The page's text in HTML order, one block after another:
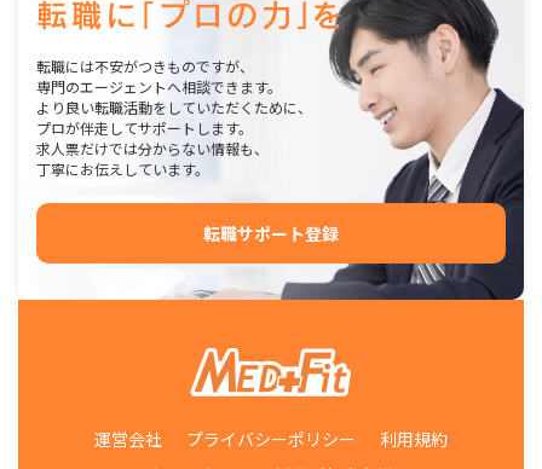
転職には不安がつきものですが、
専門のエージェントへ相談できます。
より良い転職活動をしていただくために、
プロが伴走してサポートします。
求人票だけでは分からない情報も、
丁寧にお伝えしています。
転職サポート登録
運営会社 プライバシーポリシー
利用規約